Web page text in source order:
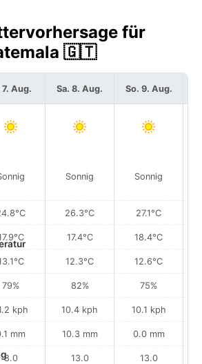
für
🇬🇹
7. Aug.
79%
kph
mm
8.0
Sa. 8. Aug.
Sonnig
26.3°C
17.4°C
12.3°C
82%
10.4 kph
10.3 mm
13.0
So. 9. Aug.
Sonnig
27.1°C
18.4°C
12.6°C
75%
10.1 kph
0.0 mm
13.0